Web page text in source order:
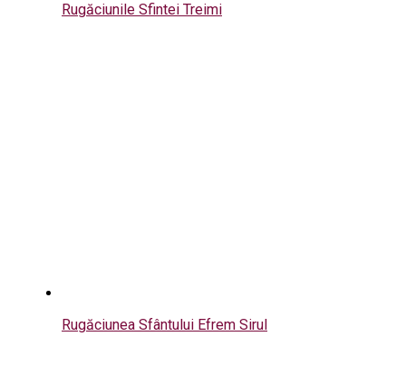
Rugăciunile Sfintei Treimi
Rugăciunea Sfântului Efrem Sirul